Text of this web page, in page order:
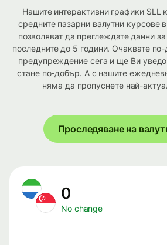
Нашите интерактивни графики SLL
средните пазарни валутни курсове
позволяват да преглеждате данни
последните до 5 години. Очаквате
предупреждение сега и ще Ви
стане по-добър. А с нашите
няма да пропуснете най-
Проследяване на
0
No change